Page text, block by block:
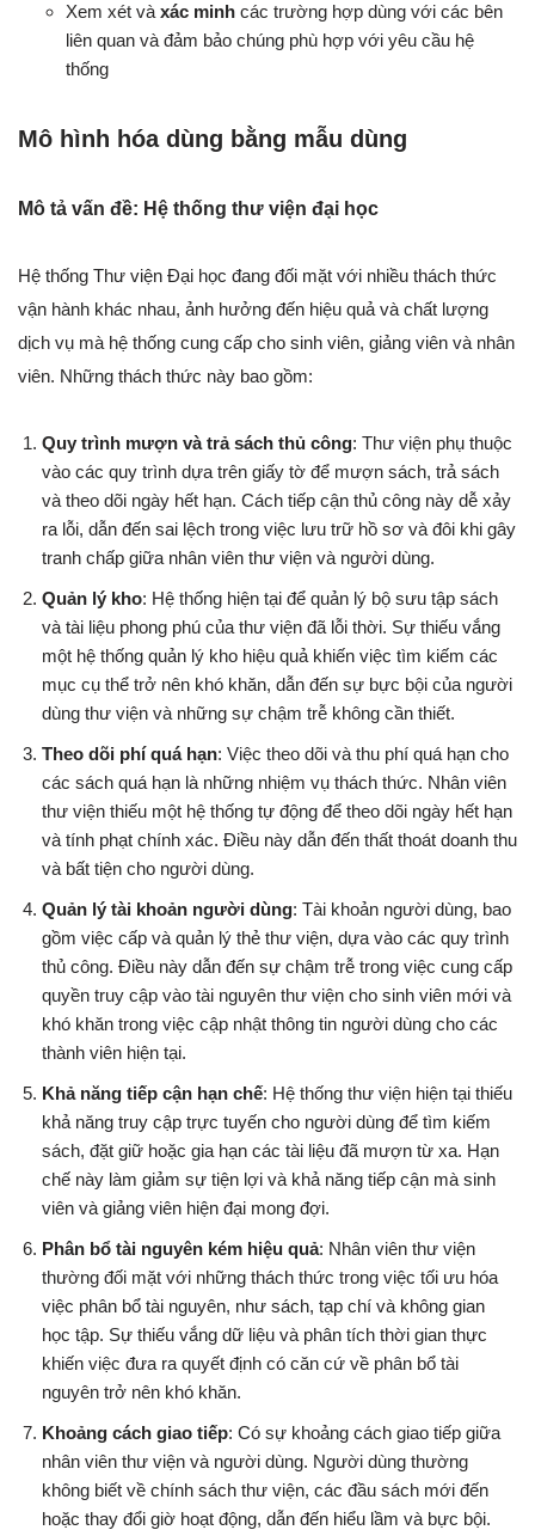
Xem xét và xác minh các trường hợp dùng với các bên
liên quan và đảm bảo chúng phù hợp với yêu cầu hệ
thống
Mô hình hóa dùng bằng mẫu dùng
Mô tả vấn đề: Hệ thống thư viện đại học
Hệ thống Thư viện Đại học đang đối mặt với nhiều thách thức
vận hành khác nhau, ảnh hưởng đến hiệu quả và chất lượng
dịch vụ mà hệ thống cung cấp cho sinh viên, giảng viên và nhân
viên. Những thách thức này bao gồm:
Quy trình mượn và trả sách thủ công: Thư viện phụ thuộc
vào các quy trình dựa trên giấy tờ để mượn sách, trả sách
và theo dõi ngày hết hạn. Cách tiếp cận thủ công này dễ xảy
ra lỗi, dẫn đến sai lệch trong việc lưu trữ hồ sơ và đôi khi gây
tranh chấp giữa nhân viên thư viện và người dùng.
Quản lý kho: Hệ thống hiện tại để quản lý bộ sưu tập sách
và tài liệu phong phú của thư viện đã lỗi thời. Sự thiếu vắng
một hệ thống quản lý kho hiệu quả khiến việc tìm kiếm các
mục cụ thể trở nên khó khăn, dẫn đến sự bực bội của người
dùng thư viện và những sự chậm trễ không cần thiết.
Theo dõi phí quá hạn: Việc theo dõi và thu phí quá hạn cho
các sách quá hạn là những nhiệm vụ thách thức. Nhân viên
thư viện thiếu một hệ thống tự động để theo dõi ngày hết hạn
và tính phạt chính xác. Điều này dẫn đến thất thoát doanh thu
và bất tiện cho người dùng.
Quản lý tài khoản người dùng: Tài khoản người dùng, bao
gồm việc cấp và quản lý thẻ thư viện, dựa vào các quy trình
thủ công. Điều này dẫn đến sự chậm trễ trong việc cung cấp
quyền truy cập vào tài nguyên thư viện cho sinh viên mới và
khó khăn trong việc cập nhật thông tin người dùng cho các
thành viên hiện tại.
Khả năng tiếp cận hạn chế: Hệ thống thư viện hiện tại thiếu
khả năng truy cập trực tuyến cho người dùng để tìm kiếm
sách, đặt giữ hoặc gia hạn các tài liệu đã mượn từ xa. Hạn
chế này làm giảm sự tiện lợi và khả năng tiếp cận mà sinh
viên và giảng viên hiện đại mong đợi.
Phân bổ tài nguyên kém hiệu quả: Nhân viên thư viện
thường đối mặt với những thách thức trong việc tối ưu hóa
việc phân bổ tài nguyên, như sách, tạp chí và không gian
học tập. Sự thiếu vắng dữ liệu và phân tích thời gian thực
khiến việc đưa ra quyết định có căn cứ về phân bổ tài
nguyên trở nên khó khăn.
Khoảng cách giao tiếp: Có sự khoảng cách giao tiếp giữa
nhân viên thư viện và người dùng. Người dùng thường
không biết về chính sách thư viện, các đầu sách mới đến
hoặc thay đổi giờ hoạt động, dẫn đến hiểu lầm và bực bội.